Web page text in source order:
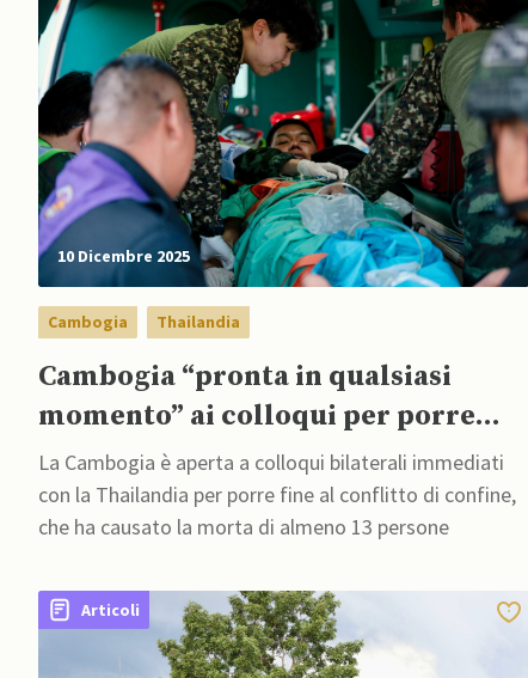
10 Dicembre 2025
Cambogia Thailandia
Cambogia “pronta in qualsiasi
momento” ai colloqui per porre
fine al conflitto con Thailandia
La Cambogia è aperta a colloqui bilaterali immediati
con la Thailandia per porre fine al conflitto di confine,
che ha causato la morta di almeno 13 persone
Articoli